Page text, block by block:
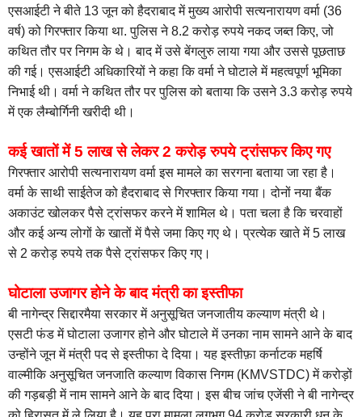
एसआईटी ने बीते 13 जून को हैदराबाद में मुख्य आरोपी सत्यनारायण वर्मा (36
वर्ष) को गिरफ्तार किया था. पुलिस ने 8.2 करोड़ रुपये नकद जब्त किए, जो
कथित तौर पर निगम के थे। बाद में उसे बेंगलुरु लाया गया और उससे पूछताछ
की गई। एसआईटी अधिकारियों ने कहा कि वर्मा ने घोटाले में महत्वपूर्ण भूमिका
निभाई थी। वर्मा ने कथित तौर पर पुलिस को बताया कि उसने 3.3 करोड़ रुपये
में एक लैम्बोर्गिनी खरीदी थी।
कई खातों में 5 लाख से लेकर 2 करोड़ रुपये ट्रांसफर किए गए
गिरफ्तार आरोपी सत्यनारायण वर्मा इस मामले का सरगना बताया जा रहा है।
वर्मा के साथी साईतेज को हैदराबाद से गिरफ्तार किया गया। दोनों नया बैंक
अकाउंट खोलकर पैसे ट्रांसफर करने में शामिल थे। पता चला है कि चरवाहों
और कई अन्य लोगों के खातों में पैसे जमा किए गए थे। प्रत्येक खाते में 5 लाख
से 2 करोड़ रुपये तक पैसे ट्रांसफर किए गए।
घोटाला उजागर होने के बाद मंत्री का इस्तीफा
बी नागेन्द्र सिद्दारमैया सरकार में अनुसूचित जनजातीय कल्याण मंत्री थे।
एसटी फंड में घोटाला उजागर होने और घोटाले में उनका नाम सामने आने के बाद
उन्होंने जून में मंत्री पद से इस्तीफा दे दिया। यह इस्तीफ़ा कर्नाटक महर्षि
वाल्मीकि अनुसूचित जनजाति कल्याण विकास निगम (KMVSTDC) में करोड़ों
की गड़बड़ी में नाम सामने आने के बाद दिया। इस बीच जांच एजेंसी ने बी नागेन्द्र